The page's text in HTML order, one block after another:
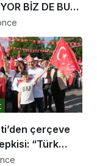
BİZ DE BU
İŞ KARŞISINDA
DEVAM
çerçeve
“Türk
hesap